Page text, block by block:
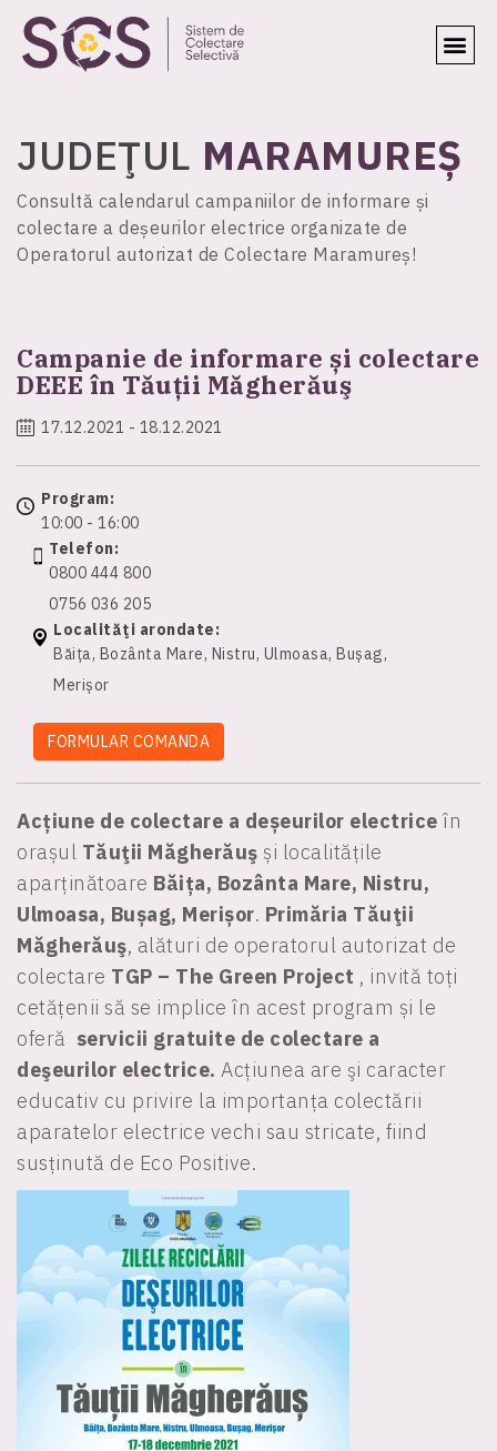
JUDEŢUL MARAMUREȘ
Consultă calendarul campaniilor de informare și
colectare a deșeurilor electrice organizate de
Operatorul autorizat de Colectare Maramureș!
Campanie de informare și colectare
DEEE în Tăuţii Măgherăuş
17.12.2021 - 18.12.2021
Program:
10:00 - 16:00
Telefon:
0800 444 800
0756 036 205
Localităţi arondate:
Băița, Bozânta Mare, Nistru, Ulmoasa, Bușag,
Merișor
FORMULAR COMANDA
Acțiune de colectare a deșeurilor electrice în
orașul Tăuţii Măgherăuş și localitățile
aparținătoare Băița, Bozânta Mare, Nistru,
Ulmoasa, Bușag, Merișor. Primăria Tăuţii
Măgherăuş, alături de operatorul autorizat de
colectare TGP – The Green Project , invită toți
cetățenii să se implice în acest program și le
oferă servicii gratuite de colectare a
deşeurilor electrice. Acțiunea are şi caracter
educativ cu privire la importanța colectării
aparatelor electrice vechi sau stricate, fiind
susținută de Eco Positive.